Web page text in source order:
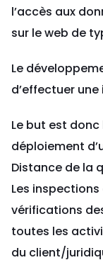
l’accès aux
sur le web de
Le
d’effectuer
Le but est
déploiement
Distance de la
Les
vérifications
toutes les
du client/